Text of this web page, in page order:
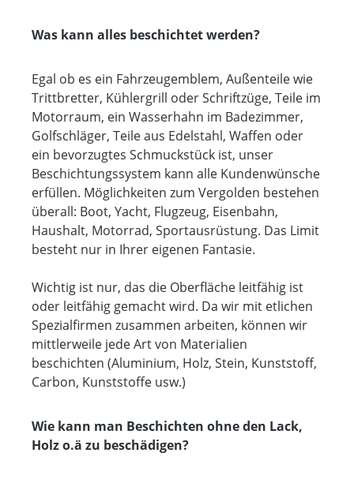
Was kann alles beschichtet werden?
Egal ob es ein Fahrzeugemblem, Außenteile wie
Trittbretter, Kühlergrill oder Schriftzüge, Teile im
Motorraum, ein Wasserhahn im Badezimmer,
Golfschläger, Teile aus Edelstahl, Waffen oder
ein bevorzugtes Schmuckstück ist, unser
Beschichtungssystem kann alle Kundenwünsche
erfüllen. Möglichkeiten zum Vergolden bestehen
überall: Boot, Yacht, Flugzeug, Eisenbahn,
Haushalt, Motorrad, Sportausrüstung. Das Limit
besteht nur in Ihrer eigenen Fantasie.
Wichtig ist nur, das die Oberfläche leitfähig ist
oder leitfähig gemacht wird. Da wir mit etlichen
Spezialfirmen zusammen arbeiten, können wir
mittlerweile jede Art von Materialien
beschichten (Aluminium, Holz, Stein, Kunststoff,
Carbon, Kunststoffe usw.)
Wie kann man Beschichten ohne den Lack,
Holz o.ä zu beschädigen?